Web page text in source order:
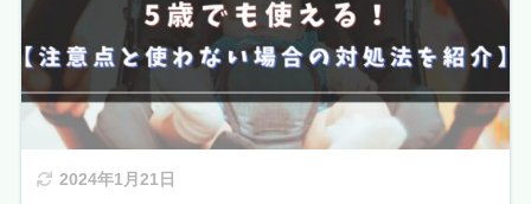
2024年1月21日